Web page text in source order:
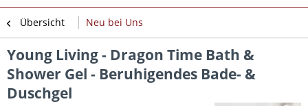
Übersicht Neu bei Uns
Young Living - Dragon Time Bath &
Shower Gel - Beruhigendes Bade- &
Duschgel